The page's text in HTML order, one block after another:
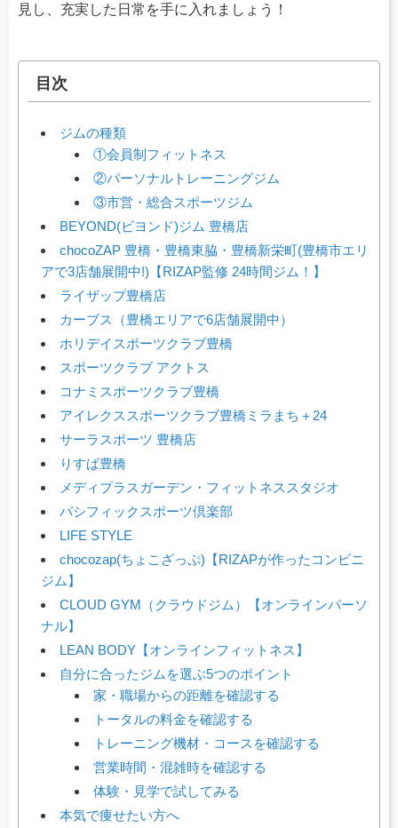
見し、充実した日常を手に入れましょう！
目次
ジムの種類
①会員制フィットネス
②パーソナルトレーニングジム
③市営・総合スポーツジム
BEYOND(ビヨンド)ジム 豊橋店
chocoZAP 豊橋・豊橋東脇・豊橋新栄町(豊橋市エリ
アで3店舗展開中!)【RIZAP監修 24時間ジム！】
ライザップ豊橋店
カーブス（豊橋エリアで6店舗展開中）
ホリデイスポーツクラブ豊橋
スポーツクラブ アクトス
コナミスポーツクラブ豊橋
アイレクススポーツクラブ豊橋ミラまち＋24
サーラスポーツ 豊橋店
りすぱ豊橋
メディプラスガーデン・フィットネススタジオ
パシフィックスポーツ倶楽部
LIFE STYLE
chocozap(ちょこざっぷ)【RIZAPが作ったコンビニ
ジム】
CLOUD GYM（クラウドジム）【オンラインパーソ
ナル】
LEAN BODY【オンラインフィットネス】
自分に合ったジムを選ぶ5つのポイント
家・職場からの距離を確認する
トータルの料金を確認する
トレーニング機材・コースを確認する
営業時間・混雑時を確認する
体験・見学で試してみる
本気で痩せたい方へ